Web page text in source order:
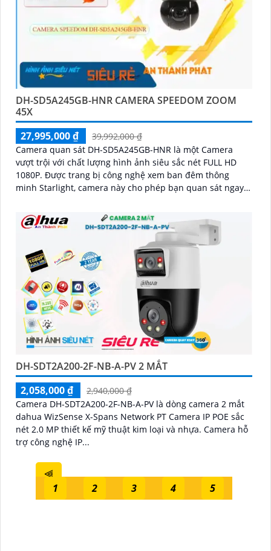
DH-SD5A245GB-HNR CAMERA SPEEDOM ZOOM
45X
27,995,000 ₫
39,992,000 ₫
Camera quan sát DH-SD5A245GB-HNR là một Camera
vượt trội với chất lượng hình ảnh siêu sắc nét FULL HD
1080P. Được trang bị công nghệ xem ban đêm thông
minh Starlight, camera này cho phép bạn quan sát ngay
DH-SDT2A200-2F-NB-A-PV 2 MẮT
2,058,000 ₫
2,940,000 ₫
Camera DH-SDT2A200-2F-NB-A-PV là dòng camera 2 mắt
dahua WizSense X-Spans Network PT Camera IP POE sắc
nét 2.0 MP thiết kế mỹ thuật kim loại và nhựa. Camera hỗ
trợ công nghệ IP...
⫷
1
2 3 4 5